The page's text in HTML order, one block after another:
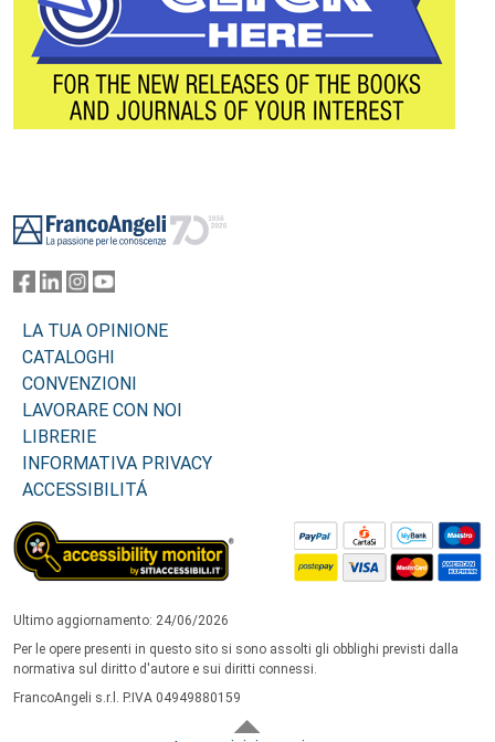
LA TUA OPINIONE
CATALOGHI
CONVENZIONI
LAVORARE CON NOI
LIBRERIE
INFORMATIVA PRIVACY
ACCESSIBILITÁ
Ultimo aggiornamento: 24/06/2026
Per le opere presenti in questo sito si sono assolti gli obblighi previsti dalla
normativa sul diritto d'autore e sui diritti connessi.
FrancoAngeli s.r.l. P.IVA 04949880159